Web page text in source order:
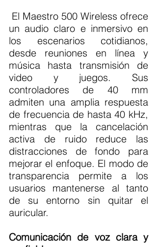
un audio claro e inmersivo en
los escenarios cotidianos,
desde reuniones en línea y
música hasta transmisión de
video y juegos. Sus
controladores de 40 mm
admiten una amplia respuesta
de frecuencia de hasta 40 kHz,
mientras que la cancelación
activa de ruido reduce las
distracciones de fondo para
mejorar el enfoque. El modo de
transparencia permite a los
usuarios mantenerse al tanto
de su entorno sin quitar el
auricular.
Comunicación de voz clara y